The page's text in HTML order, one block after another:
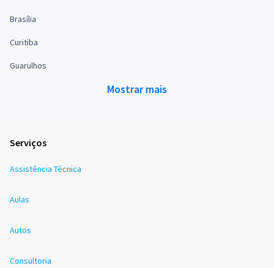
Brasília
Curitiba
Guarulhos
Mostrar mais
Serviços
Assistência Técnica
Aulas
Autos
Consultoria